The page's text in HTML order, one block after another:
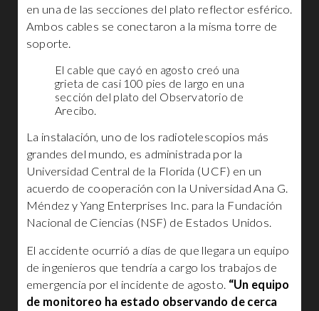
en una de las secciones del plato reflector esférico.
Ambos cables se conectaron a la misma torre de
soporte.
El cable que cayó en agosto creó una
grieta de casi 100 pies de largo en una
sección del plato del Observatorio de
Arecibo.
La instalación, uno de los radiotelescopios más
grandes del mundo, es administrada por la
Universidad Central de la Florida (UCF) en un
acuerdo de cooperación con la Universidad Ana G.
Méndez y Yang Enterprises Inc. para la Fundación
Nacional de Ciencias (NSF) de Estados Unidos.
El accidente ocurrió a días de que llegara un equipo
de ingenieros que tendría a cargo los trabajos de
emergencia por el incidente de agosto. “Un equipo
de monitoreo ha estado observando de cerca